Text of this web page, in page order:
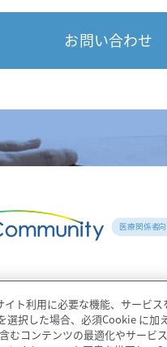
お問い合わせ
個人情報の取扱いについて
ト利用に必要な機能、サービ
選択した場合、必須Cookie に
むコンテンツの最適化やサービ